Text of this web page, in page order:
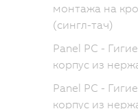
монтажа на
(сингл-тач)
Panel PC -
корпус из
Panel PC -
корпус из